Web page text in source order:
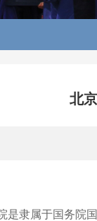
北
是隶属于国务院